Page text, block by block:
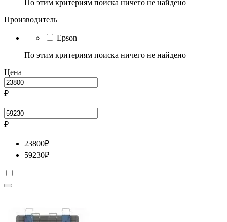
По этим критериям поиска ничего не найдено
Производитель
Epson
По этим критериям поиска ничего не найдено
Цена
₽
–
₽
23800₽
59230₽